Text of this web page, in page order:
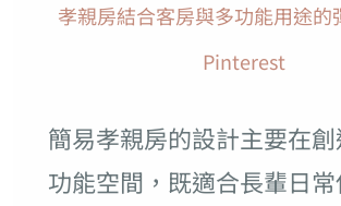
孝親房結合客房與多功能用途的
Pinterest
簡易孝親房的設計主要在
功能空間，既適合長輩日